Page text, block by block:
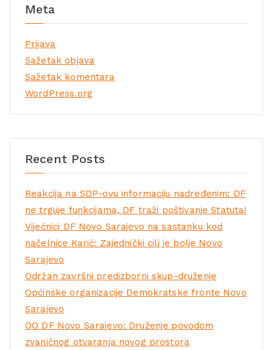
Meta
Prijava
Sažetak objava
Sažetak komentara
WordPress.org
Recent Posts
Reakcija na SDP-ovu informaciju nadređenim: DF
ne trguje funkcijama, DF traži poštivanje Statuta!
Vijećnici DF Novo Sarajevo na sastanku kod
načelnice Karić: Zajednički cilj je bolje Novo
Sarajevo
Održan završni predizborni skup-druženje
Općinske organizacije Demokratske fronte Novo
Sarajevo
OO DF Novo Sarajevo: Druženje povodom
zvaničnog otvaranja novog prostora